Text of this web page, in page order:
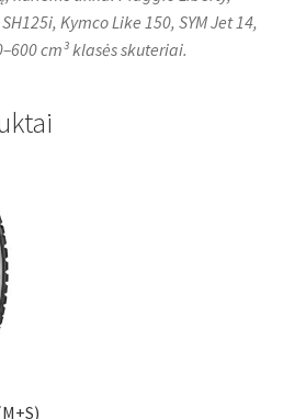
Kymco Like 150, SYM Jet 14,
cm³ klasės skuteriai.